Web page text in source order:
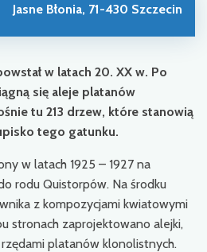
Jasne Błonia, 71-430 Szczecin
w latach 20. XX w. Po
się aleje platanów
tu 213 drzew, które stanowią
tego gatunku.
w latach 1925 – 1927 na
rodu Quistorpów. Na środku
z kompozycjami kwiatowymi
stronach zaprojektowano alejki,
platanów klonolistnych.